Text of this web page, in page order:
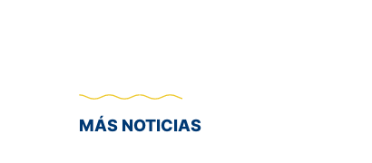
MÁS NOTICIAS